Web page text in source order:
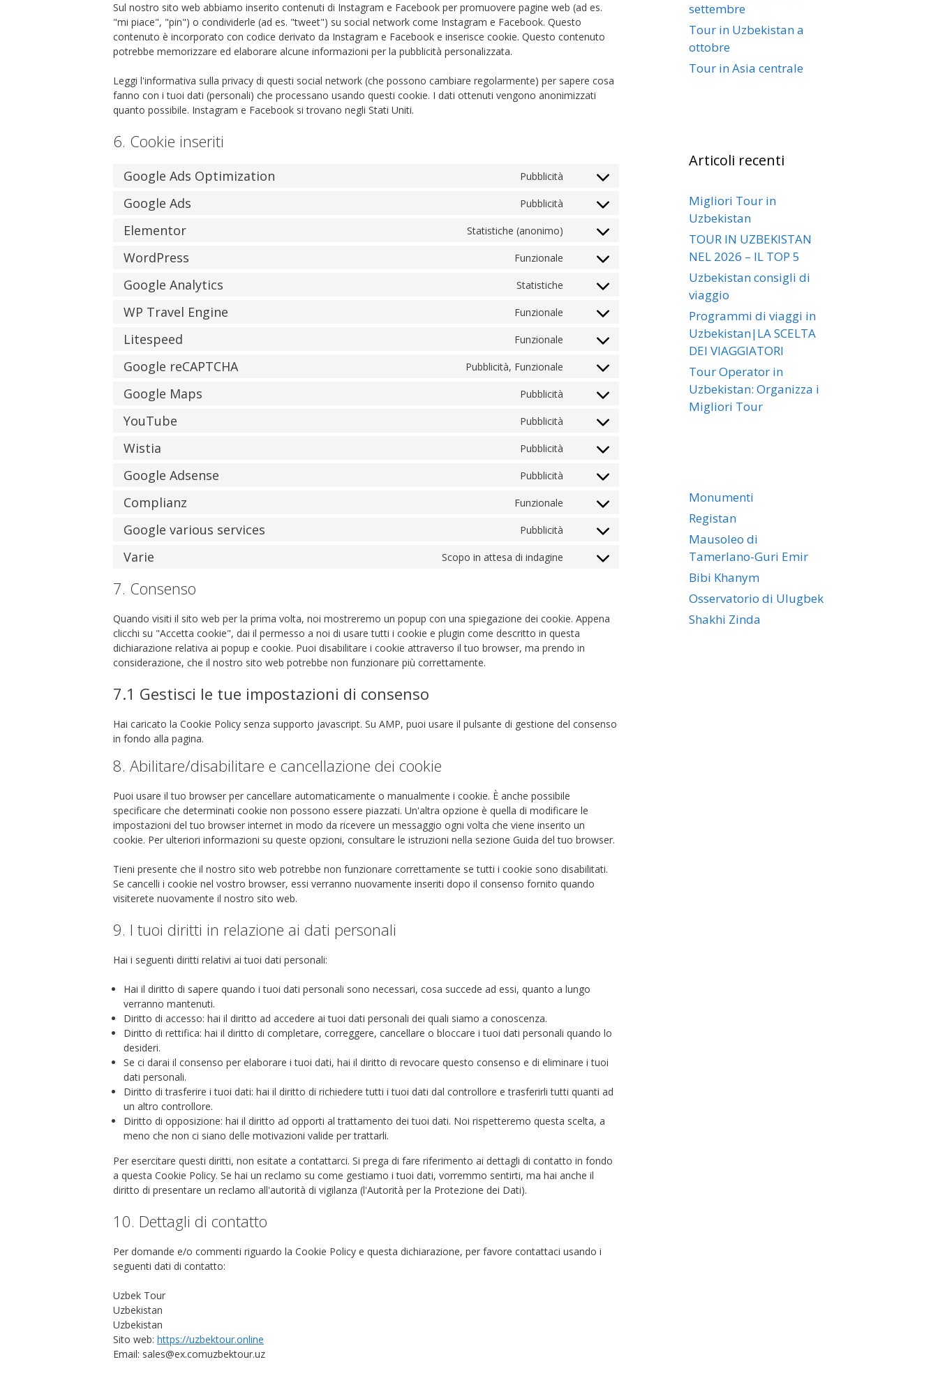
Sul nostro sito web abbiamo inserito contenuti di Instagram e Facebook per promuovere pagine web (ad es.
"mi piace", "pin") o condividerle (ad es. "tweet") su social network come Instagram e Facebook. Questo
contenuto è incorporato con codice derivato da Instagram e Facebook e inserisce cookie. Questo contenuto
potrebbe memorizzare ed elaborare alcune informazioni per la pubblicità personalizzata.
Leggi l'informativa sulla privacy di questi social network (che possono cambiare regolarmente) per sapere cosa
fanno con i tuoi dati (personali) che processano usando questi cookie. I dati ottenuti vengono anonimizzati
quanto possibile. Instagram e Facebook si trovano negli Stati Uniti.
6. Cookie inseriti
Google Ads Optimization Pubblicità
Google Ads Pubblicità
Elementor Statistiche (anonimo)
WordPress Funzionale
Google Analytics Statistiche
WP Travel Engine Funzionale
Litespeed Funzionale
Google reCAPTCHA Pubblicità, Funzionale
Google Maps Pubblicità
YouTube Pubblicità
Wistia Pubblicità
Google Adsense Pubblicità
Complianz Funzionale
Google various services Pubblicità
Varie Scopo in attesa di indagine
7. Consenso
Quando visiti il sito web per la prima volta, noi mostreremo un popup con una spiegazione dei cookie. Appena
clicchi su "Accetta cookie", dai il permesso a noi di usare tutti i cookie e plugin come descritto in questa
dichiarazione relativa ai popup e cookie. Puoi disabilitare i cookie attraverso il tuo browser, ma prendo in
considerazione, che il nostro sito web potrebbe non funzionare più correttamente.
7.1 Gestisci le tue impostazioni di consenso
Hai caricato la Cookie Policy senza supporto javascript. Su AMP, puoi usare il pulsante di gestione del consenso
in fondo alla pagina.
8. Abilitare/disabilitare e cancellazione dei cookie
Puoi usare il tuo browser per cancellare automaticamente o manualmente i cookie. È anche possibile
specificare che determinati cookie non possono essere piazzati. Un'altra opzione è quella di modificare le
impostazioni del tuo browser internet in modo da ricevere un messaggio ogni volta che viene inserito un
cookie. Per ulteriori informazioni su queste opzioni, consultare le istruzioni nella sezione Guida del tuo browser.
Tieni presente che il nostro sito web potrebbe non funzionare correttamente se tutti i cookie sono disabilitati.
Se cancelli i cookie nel vostro browser, essi verranno nuovamente inseriti dopo il consenso fornito quando
visiterete nuovamente il nostro sito web.
9. I tuoi diritti in relazione ai dati personali
Hai i seguenti diritti relativi ai tuoi dati personali:
Hai il diritto di sapere quando i tuoi dati personali sono necessari, cosa succede ad essi, quanto a lungo
verranno mantenuti.
Diritto di accesso: hai il diritto ad accedere ai tuoi dati personali dei quali siamo a conoscenza.
Diritto di rettifica: hai il diritto di completare, correggere, cancellare o bloccare i tuoi dati personali quando lo
desideri.
Se ci darai il consenso per elaborare i tuoi dati, hai il diritto di revocare questo consenso e di eliminare i tuoi
dati personali.
Diritto di trasferire i tuoi dati: hai il diritto di richiedere tutti i tuoi dati dal controllore e trasferirli tutti quanti ad
un altro controllore.
Diritto di opposizione: hai il diritto ad opporti al trattamento dei tuoi dati. Noi rispetteremo questa scelta, a
meno che non ci siano delle motivazioni valide per trattarli.
Per esercitare questi diritti, non esitate a contattarci. Si prega di fare riferimento ai dettagli di contatto in fondo
a questa Cookie Policy. Se hai un reclamo su come gestiamo i tuoi dati, vorremmo sentirti, ma hai anche il
diritto di presentare un reclamo all'autorità di vigilanza (l'Autorità per la Protezione dei Dati).
10. Dettagli di contatto
Per domande e/o commenti riguardo la Cookie Policy e questa dichiarazione, per favore contattaci usando i
seguenti dati di contatto:
Uzbek Tour
Uzbekistan
Uzbekistan
Sito web: https://uzbektour.online
Email: sales@ex.comuzbektour.uz
settembre
Tour in Uzbekistan a
ottobre
Tour in Asia centrale
Articoli recenti
Migliori Tour in
Uzbekistan
TOUR IN UZBEKISTAN
NEL 2026 – IL TOP 5
Uzbekistan consigli di
viaggio
Programmi di viaggi in
Uzbekistan|LA SCELTA
DEI VIAGGIATORI
Tour Operator in
Uzbekistan: Organizza i
Migliori Tour
Monumenti
Registan
Mausoleo di
Tamerlano-Guri Emir
Bibi Khanym
Osservatorio di Ulugbek
Shakhi Zinda